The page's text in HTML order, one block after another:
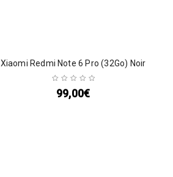
Xiaomi Redmi Note 6 Pro (32Go) Noir
99,00€